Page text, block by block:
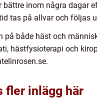
inom några dagar
tas på allvar och följas
både häst och
hästfysioterapi och
fler inlägg här